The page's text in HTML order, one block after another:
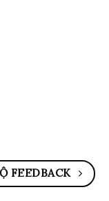
FEEDBACK